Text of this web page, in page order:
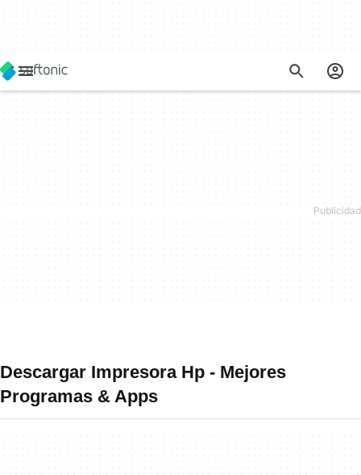
Descargar Impresora Hp - Mejores
Programas & Apps